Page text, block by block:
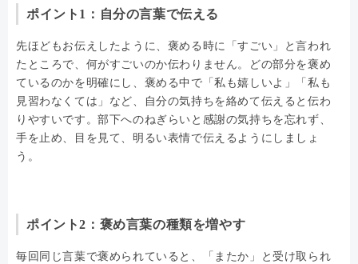
ポイント1：自分の言葉で伝える
先ほどもお伝えしたように、褒める時に「すごい」と言われ
たところで、何がすごいのか伝わりません。どの部分を褒め
ているのかを明確にし、褒める中で「私も嬉しいよ」「私も
見習わなくては」など、自分の気持ちを絡めて伝えると伝わ
りやすいです。部下へのねぎらいと感謝の気持ちを忘れず、
手を止め、目を見て、明るい表情で伝えるようにしましょ
う。
ポイント2：褒め言葉の種類を増やす
毎回同じ言葉で褒められていると、「またか」と受け取られ